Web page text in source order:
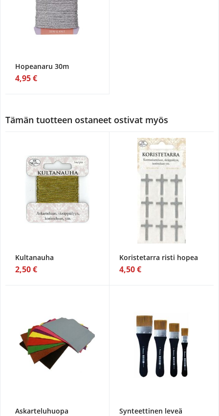
Hopeanaru 30m
4,95 €
Tämän tuotteen ostaneet ostivat myös
Kultanauha
2,50 €
Koristetarra risti hopea
4,50 €
Askarteluhuopa
Synteettinen leveä